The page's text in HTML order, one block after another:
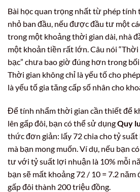
Bài học quan trọng nhất từ phép tính
nhỏ ban đầu, nếu được đầu tư một
trong một khoảng thời gian dài, nhà
một khoản tiền rất lớn. Câu nói “Thời
bạc” chưa bao giờ đúng hơn trong
Thời gian không chỉ là yếu tố cho
là yếu tố gia tăng cấp số nhân cho
Để tính nhẩm thời gian cần thiết để
lên gấp đôi, bạn có thể sử dụngQuy
thức đơn giản: lấy 72 chia cho tỷ
mà bạn mong muốn. Ví dụ, nếu bạn
tư với tỷ suất lợi nhuận là 10% mỗi
bạn sẽ mất khoảng 72 / 10 = 7.2 năm
gấp đôi thành 200 triệu đồng.